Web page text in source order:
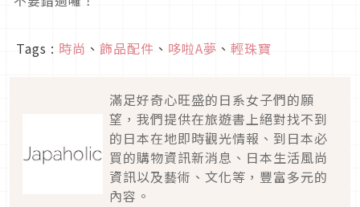
Tags : 時尚 、 飾品配件 、 哆啦A夢 、 輕珠寶
滿足好奇心旺盛的日系女子們的願
望，我們提供在旅遊書上絕對找不到
的日本在地即時觀光情報、到日本必
買的購物資訊新消息、日本生活風尚
資訊以及藝術、文化等，豐富多元的
內容。